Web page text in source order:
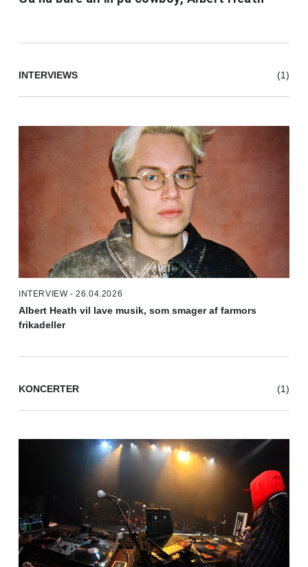
INTERVIEWS (1)
INTERVIEW - 26.04.2026
Albert Heath vil lave musik, som smager af farmors
frikadeller
KONCERTER (1)